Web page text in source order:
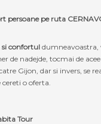
persoane pe ruta
confortuldumneavoastra,
de nadejde, tocmai de
Gijon, dar si invers,
o oferta.
Tour